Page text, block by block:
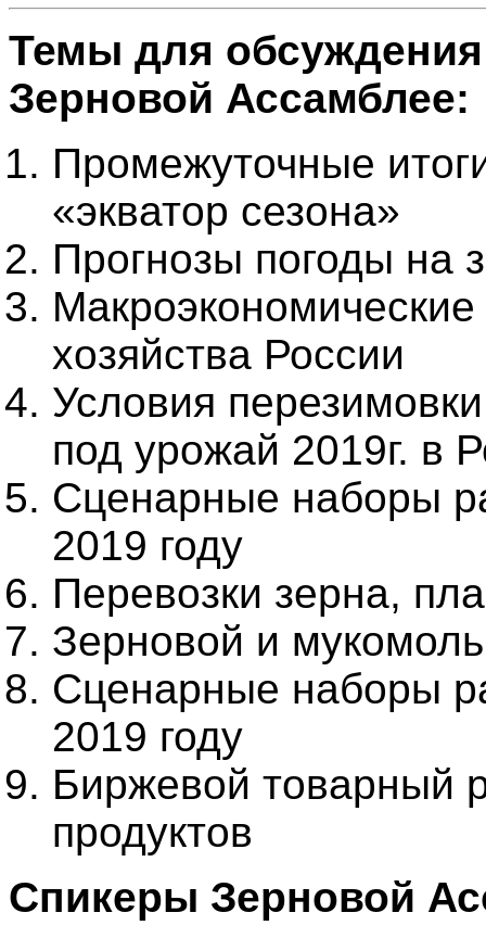
Темы для
Зерновой Ассамблее:
Промежуточные
«экватор сезона»
Прогнозы погоды на
Макроэкономические
хозяйства России
Условия
под урожай 2019г. в
Сценарные наборы
2019 году
Перевозки зерна,
Зерновой и
Сценарные наборы
2019 году
Биржевой товарный
продуктов
Спикеры Зерновой